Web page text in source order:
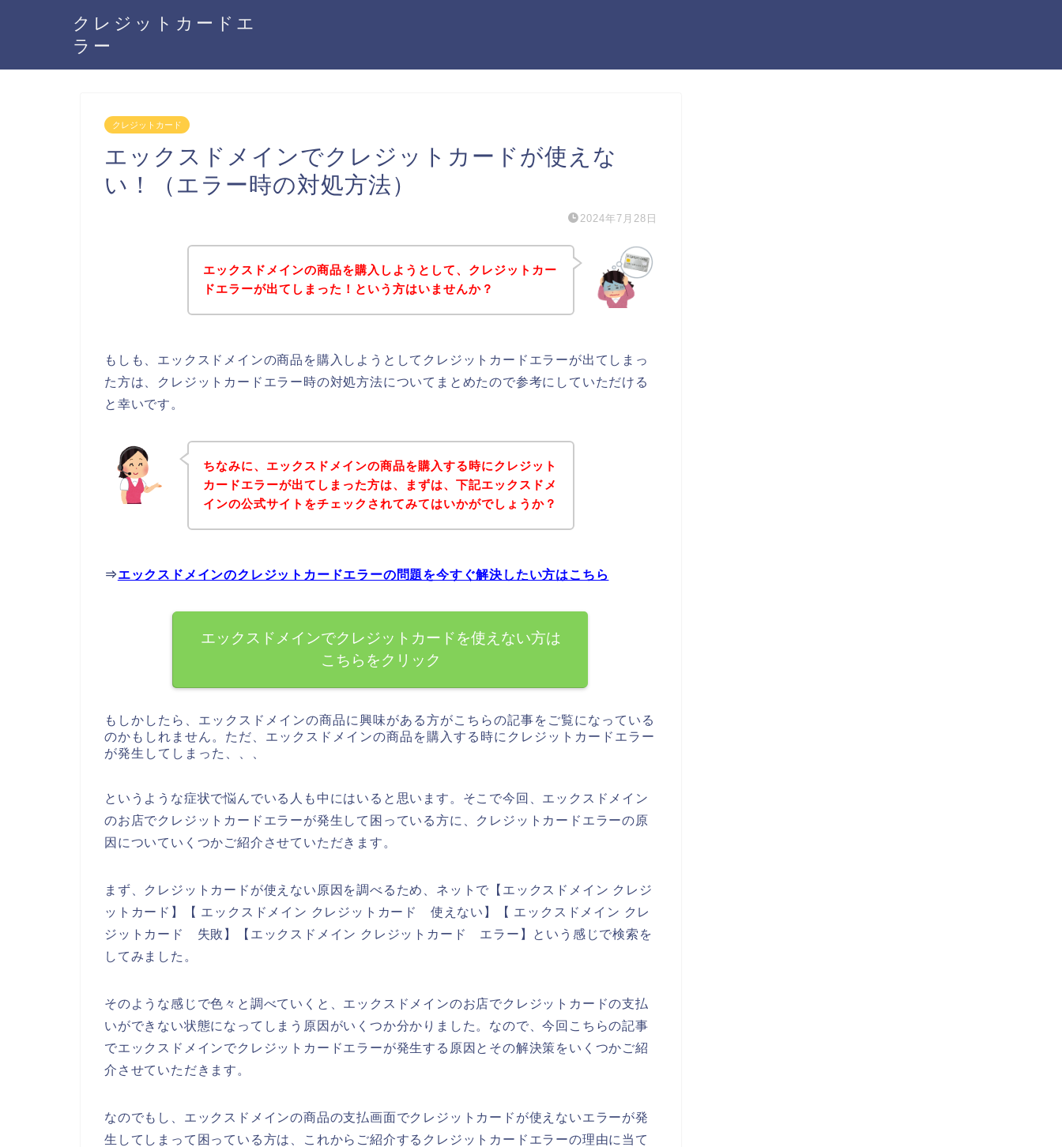
クレジットカードエ
ラー
クレジットカード
エックスドメインでクレジットカードが使えな
い！（エラー時の対処方法）
2024年7月28日
エックスドメインの商品を購入しようとして、クレジットカー
ドエラーが出てしまった！という方はいませんか？
もしも、エックスドメインの商品を購入しようとしてクレジットカードエラーが出てしまっ
た方は、クレジットカードエラー時の対処方法についてまとめたので参考にしていただける
と幸いです。
ちなみに、エックスドメインの商品を購入する時にクレジット
カードエラーが出てしまった方は、まずは、下記エックスドメ
インの公式サイトをチェックされてみてはいかがでしょうか？
⇒エックスドメインのクレジットカードエラーの問題を今すぐ解決したい方はこちら
エックスドメインでクレジットカードを使えない方は
こちらをクリック
もしかしたら、エックスドメインの商品に興味がある方がこちらの記事をご覧になっている
のかもしれません。ただ、エックスドメインの商品を購入する時にクレジットカードエラー
が発生してしまった、、、
というような症状で悩んでいる人も中にはいると思います。そこで今回、エックスドメイン
のお店でクレジットカードエラーが発生して困っている方に、クレジットカードエラーの原
因についていくつかご紹介させていただきます。
まず、クレジットカードが使えない原因を調べるため、ネットで【エックスドメイン クレジ
ットカード】【 エックスドメイン クレジットカード 使えない】【 エックスドメイン クレ
ジットカード 失敗】【エックスドメイン クレジットカード エラー】という感じで検索を
してみました。
そのような感じで色々と調べていくと、エックスドメインのお店でクレジットカードの支払
いができない状態になってしまう原因がいくつか分かりました。なので、今回こちらの記事
でエックスドメインでクレジットカードエラーが発生する原因とその解決策をいくつかご紹
介させていただきます。
なのでもし、エックスドメインの商品の支払画面でクレジットカードが使えないエラーが発
生してしまって困っている方は、これからご紹介するクレジットカードエラーの理由に当て